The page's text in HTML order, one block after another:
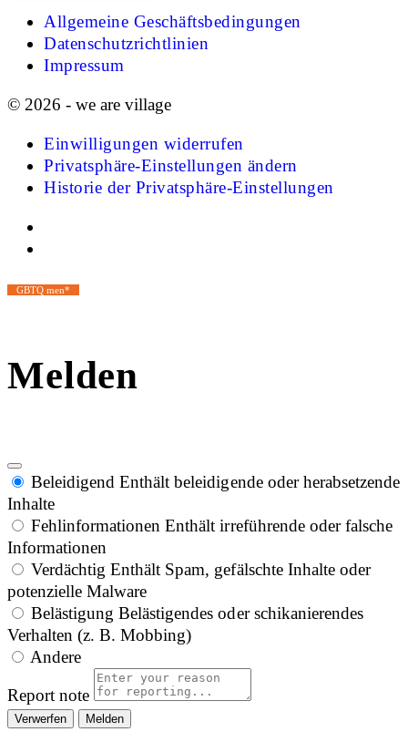
Allgemeine Geschäftsbedingungen
Datenschutzrichtlinien
Impressum
© 2026 - we are village
Einwilligungen widerrufen
Privatsphäre-Einstellungen ändern
Historie der Privatsphäre-Einstellungen
GBTQ men*
Melden
Beleidigend Enthält beleidigende oder herabsetzende
Inhalte
Fehlinformationen Enthält irreführende oder falsche
Informationen
Verdächtig Enthält Spam, gefälschte Inhalte oder
potenzielle Malware
Belästigung Belästigendes oder schikanierendes
Verhalten (z. B. Mobbing)
Andere
Report note
Melden